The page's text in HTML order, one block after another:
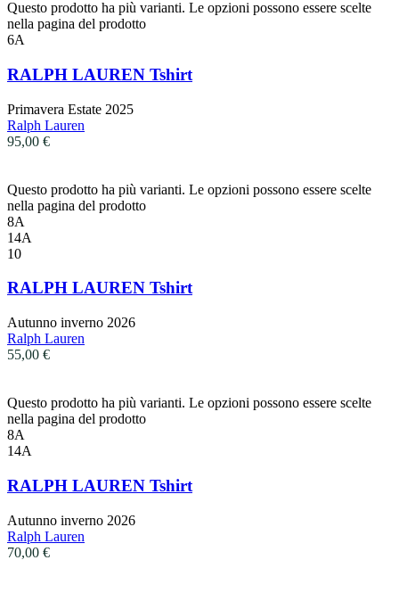
Questo prodotto ha più varianti. Le opzioni possono essere scelte
nella pagina del prodotto
6A
RALPH LAUREN Tshirt
Primavera Estate 2025
Ralph Lauren
95,00 €
Questo prodotto ha più varianti. Le opzioni possono essere scelte
nella pagina del prodotto
8A
14A
10
RALPH LAUREN Tshirt
Autunno inverno 2026
Ralph Lauren
55,00 €
Questo prodotto ha più varianti. Le opzioni possono essere scelte
nella pagina del prodotto
8A
14A
RALPH LAUREN Tshirt
Autunno inverno 2026
Ralph Lauren
70,00 €